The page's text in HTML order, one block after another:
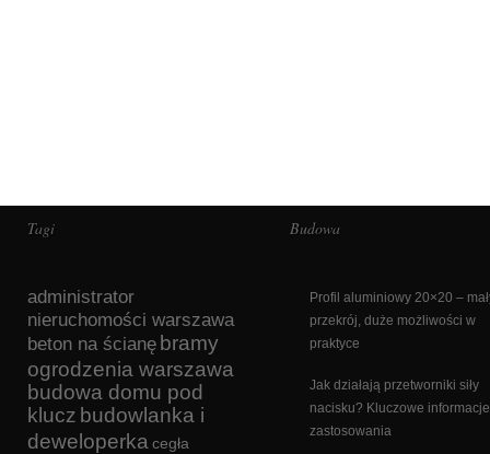
Tagi
administrator
nieruchomości warszawa
beton na ścianę bramy
ogrodzenia warszawa
budowa domu pod
klucz budowlanka i
deweloperka cegła
Budowa
Profil aluminiowy 20×20 –
przekrój, duże możliwości w
praktyce
Jak działają przetworniki siły
nacisku? Kluczowe
zastosowania